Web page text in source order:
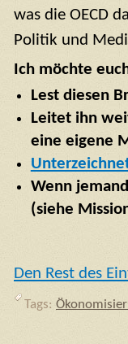
was die OECD
Politik und
Ich möchte
Lest diesen
Leitet ihn
eine eigene
Wenn
(siehe
Den Rest des
Tags: